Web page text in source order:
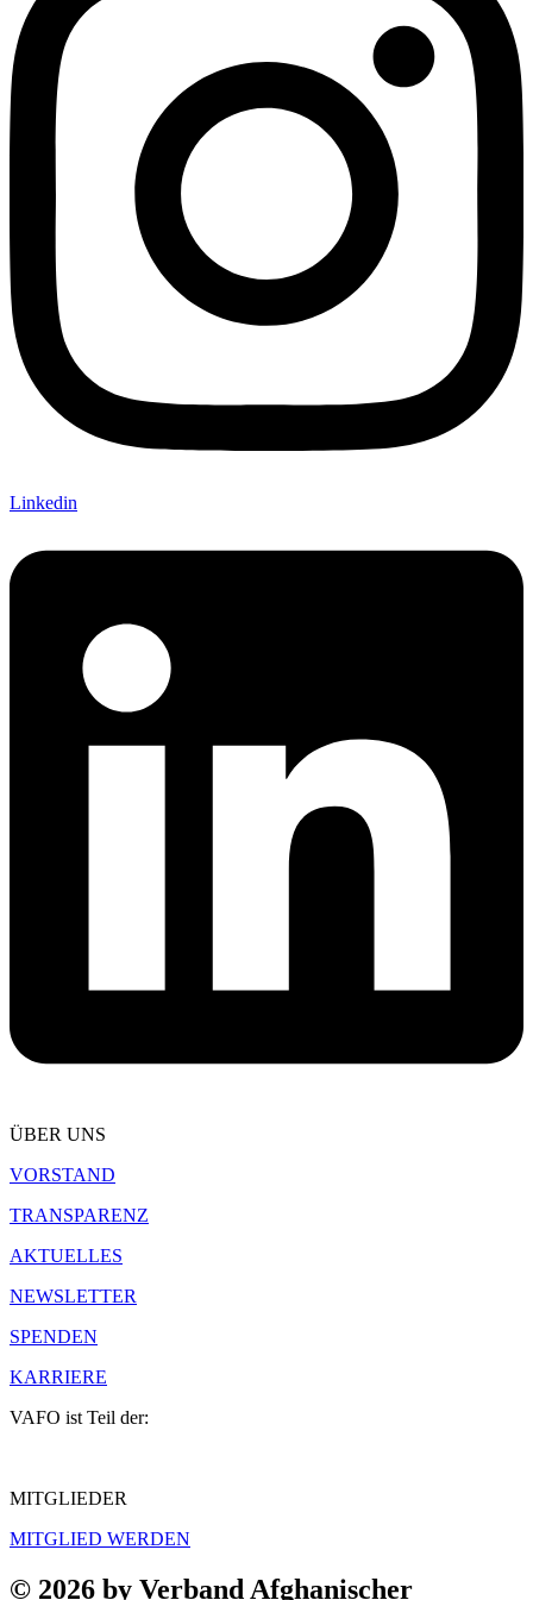
Linkedin
ÜBER UNS
VORSTAND
TRANSPARENZ
AKTUELLES
NEWSLETTER
SPENDEN
KARRIERE
VAFO ist Teil der:
MITGLIEDER
MITGLIED WERDEN
© 2026 by Verband Afghanischer